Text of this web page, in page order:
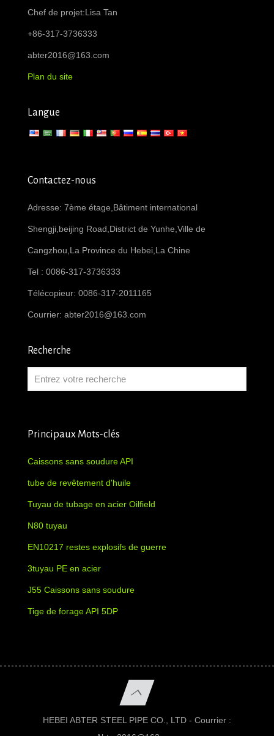
Chef de projet:Lisa Tan
+86-317-3736333
abter2016@163.com
Plan du site
Langue
Contactez-nous
Adresse: 7ème étage,Bâtiment international
Shengji,beijing Road,District de Yunhe,Ville de
Cangzhou,La Province du Hebei,La Chine
Tel : 0086-317-3736333
Télécopieur: 0086-317-2011165
Courrier: abter2016@163.com
Recherche
Principaux Mots-clés
Caissons sans soudure API
tube de revêtement d'huile
Tuyau de tubage en acier Oilfield
N80 tuyau
EN10217 restes explosifs de guerre
3tuyau PE en acier
J55 Caissons sans soudure
Tige de forage API 5DP
HEBEI ABTER STEEL PIPE CO., LTD - Courrier :